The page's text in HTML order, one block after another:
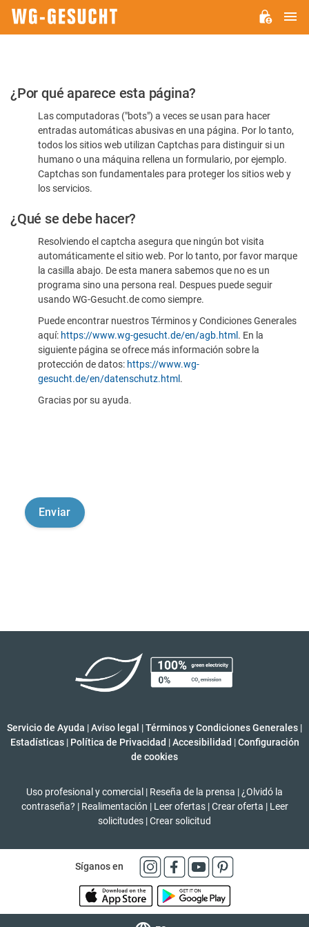
Por
favor,
confirme
humano
¿Por qué aparece esta página?
Las computadoras ("bots") a veces se usan para hacer
entradas automáticas abusivas en una página. Por lo tanto,
todos los sitios web utilizan Captchas para distinguir si un
humano o una máquina rellena un formulario, por ejemplo.
Captchas son fundamentales para proteger los sitios web y
los servicios.
¿Qué se debe hacer?
Resolviendo el captcha asegura que ningún bot visita
automáticamente el sitio web. Por lo tanto, por favor marque
la casilla abajo. De esta manera sabemos que no es un
programa sino una persona real. Despues puede seguir
usando WG-Gesucht.de como siempre.
Puede encontrar nuestros Términos y Condiciones Generales
aquí: https://www.wg-gesucht.de/en/agb.html . En la
siguiente página se ofrece más información sobre la
protección de datos: https://www.wg-
gesucht.de/en/datenschutz.html .
Gracias por su ayuda.
Servicio de Ayuda |Aviso legal |Términos y Condiciones Generales |
Estadísticas | Política de Privacidad | Accesibilidad | Configuración
de cookies
Uso profesional y comercial | Reseña de la prensa | ¿Olvidó la
contraseña? | Realimentación | Leer ofertas | Crear oferta | Leer
solicitudes |Crear solicitud
Síganos en